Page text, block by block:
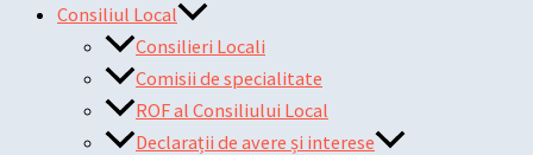
Consiliul Local
Consilieri Locali
Comisii de specialitate
ROF al Consiliului Local
Declarații de avere și interese